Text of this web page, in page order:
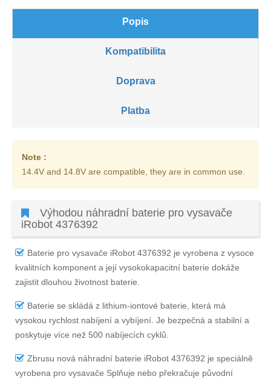
Popis
Kompatibilita
Doprava
Platba
Note :
14.4V and 14.8V are compatible, they are in common use.
Výhodou náhradní baterie pro vysavače
iRobot 4376392
Baterie pro vysavače iRobot 4376392 je vyrobena z vysoce
kvalitních komponent a její vysokokapacitní baterie dokáže
zajistit dlouhou životnost baterie.
Baterie se skládá z lithium-iontové baterie, která má
vysokou rychlost nabíjení a vybíjení. Je bezpečná a stabilní a
poskytuje více než 500 nabíjecích cyklů.
Zbrusu nová náhradní baterie iRobot 4376392 je speciálně
vyrobena pro vysavače Splňuje nebo překračuje původní